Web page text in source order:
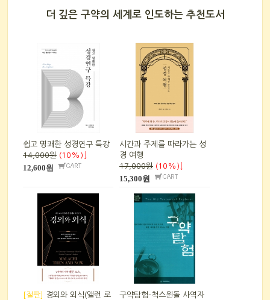
더 깊은 구약의 세계로 인도하는 추천도서
쉽고 명쾌한 성경연구 특강
14,000원 (10%)↓
12,600원
시간과 주제를 따라가는 성
경 여행
17,000원 (10%)↓
15,300원
[절판]
경외와 외식(앨런 로
구약탐험-척스윈돌 사역자